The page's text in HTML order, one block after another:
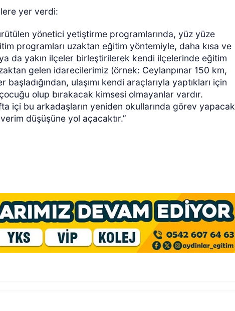
yer verdi:
yönetici yetiştirme programlarında, yüz yüze
programları uzaktan eğitim yöntemiyle, daha kısa ve
da yakın ilçeler birleştirilerek kendi ilçelerinde eğitim
gelen idarecilerimiz (örnek: Ceylanpınar 150 km,
ulaşımı kendi araçlarıyla yaptıkları için
olup bırakacak kimsesi olmayanlar vardır.
içi bu arkadaşların yeniden okullarında görev yapacak
düşüşüne yol açacaktır.”